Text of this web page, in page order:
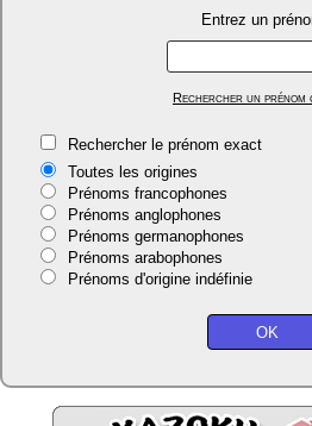
Entrez un
Rechercher un prénom
Rechercher le prénom exact
Toutes les origines
Prénoms francophones
Prénoms anglophones
Prénoms germanophones
Prénoms arabophones
Prénoms d'origine indéfinie